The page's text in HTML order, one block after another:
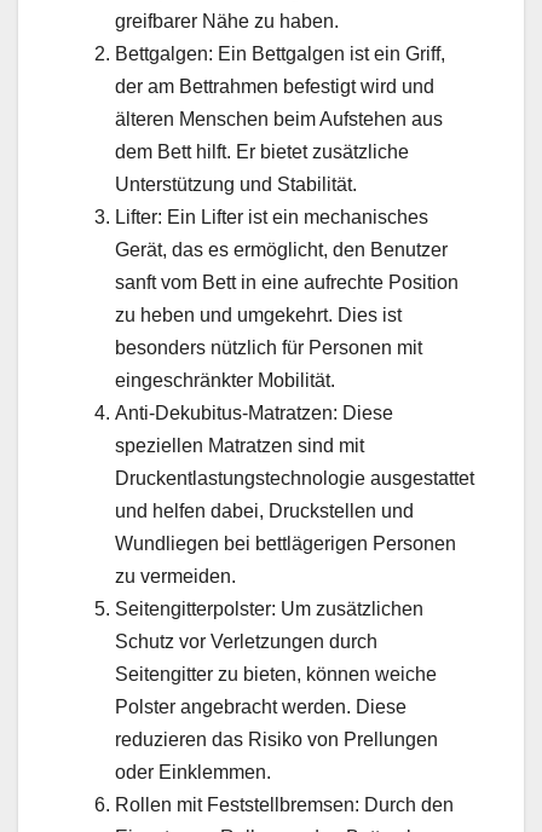
greifbarer Nähe zu haben.
Bettgalgen: Ein Bettgalgen ist ein Griff,
der am Bettrahmen befestigt wird und
älteren Menschen beim Aufstehen aus
dem Bett hilft. Er bietet zusätzliche
Unterstützung und Stabilität.
Lifter: Ein Lifter ist ein mechanisches
Gerät, das es ermöglicht, den Benutzer
sanft vom Bett in eine aufrechte Position
zu heben und umgekehrt. Dies ist
besonders nützlich für Personen mit
eingeschränkter Mobilität.
Anti-Dekubitus-Matratzen: Diese
speziellen Matratzen sind mit
Druckentlastungstechnologie ausgestattet
und helfen dabei, Druckstellen und
Wundliegen bei bettlägerigen Personen
zu vermeiden.
Seitengitterpolster: Um zusätzlichen
Schutz vor Verletzungen durch
Seitengitter zu bieten, können weiche
Polster angebracht werden. Diese
reduzieren das Risiko von Prellungen
oder Einklemmen.
Rollen mit Feststellbremsen: Durch den